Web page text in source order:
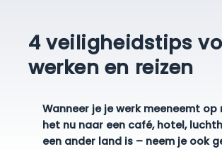
4 veiligheidstips
werken en reizen
Wanneer je je werk meeneemt op
het nu naar een café, hotel,
een ander land is – neem je ook